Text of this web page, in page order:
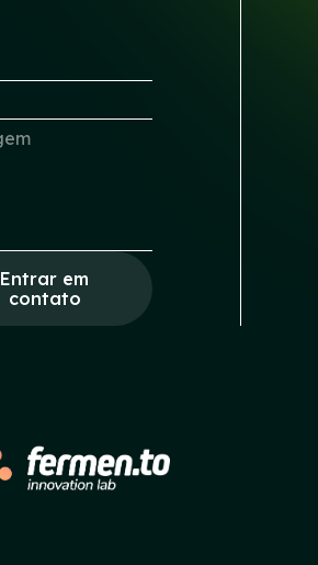
Entrar em
contato